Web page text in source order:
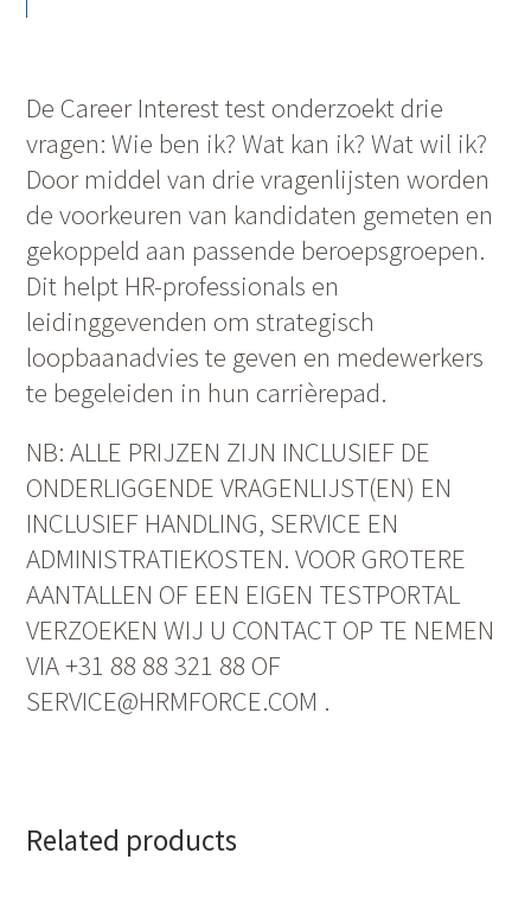
De Career Interest test onderzoekt drie
vragen: Wie ben ik? Wat kan ik? Wat wil ik?
Door middel van drie vragenlijsten worden
de voorkeuren van kandidaten gemeten en
gekoppeld aan passende beroepsgroepen.
Dit helpt HR-professionals en
leidinggevenden om strategisch
loopbaanadvies te geven en medewerkers
te begeleiden in hun carrièrepad.
NB: ALLE PRIJZEN ZIJN INCLUSIEF DE
ONDERLIGGENDE VRAGENLIJST(EN) EN
INCLUSIEF HANDLING, SERVICE EN
ADMINISTRATIEKOSTEN. VOOR GROTERE
AANTALLEN OF EEN EIGEN TESTPORTAL
VERZOEKEN WIJ U CONTACT OP TE NEMEN
VIA +31 88 88 321 88 OF
SERVICE@HRMFORCE.COM .
Related products